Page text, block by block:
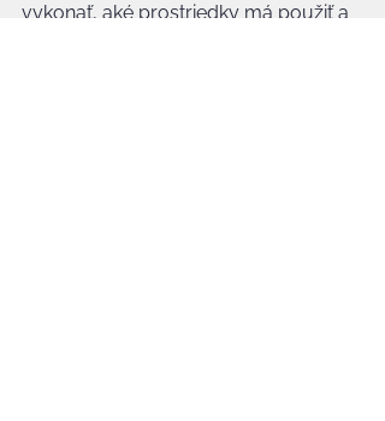
vykonať, aké prostriedky má použiť a